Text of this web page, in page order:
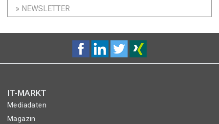
» NEWSLETTER
IT-MARKT
Mediadaten
Magazin